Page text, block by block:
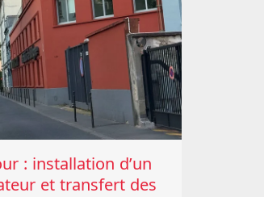
: installation d’un
et transfert des